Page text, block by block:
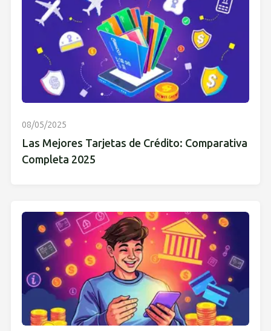
08/05/2025
Las Mejores Tarjetas de Crédito: Comparativa
Completa 2025